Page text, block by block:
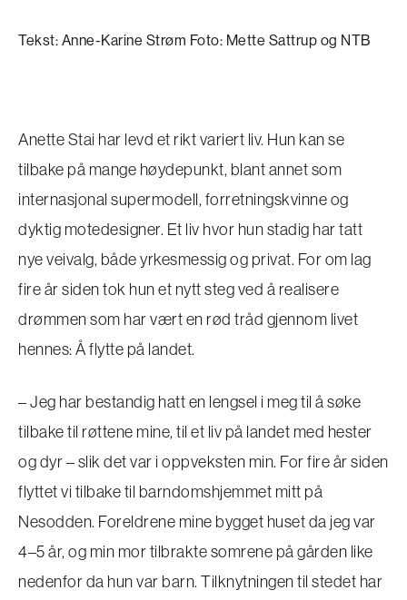
Tekst: Anne-Karine Strøm Foto: Mette Sattrup og NTB
Anette Stai har levd et rikt variert liv. Hun kan se
tilbake på mange høydepunkt, blant annet som
internasjonal supermodell, forretningskvinne og
dyktig motedesigner. Et liv hvor hun stadig har tatt
nye veivalg, både yrkesmessig og privat. For om lag
fire år siden tok hun et nytt steg ved å realisere
drømmen som har vært en rød tråd gjennom livet
hennes: Å flytte på landet.
– Jeg har bestandig hatt en lengsel i meg til å søke
tilbake til røttene mine, til et liv på landet med hester
og dyr – slik det var i oppveksten min. For fire år siden
flyttet vi tilbake til barndomshjemmet mitt på
Nesodden. Foreldrene mine bygget huset da jeg var
4–5 år, og min mor tilbrakte somrene på gården like
nedenfor da hun var barn. Tilknytningen til stedet har